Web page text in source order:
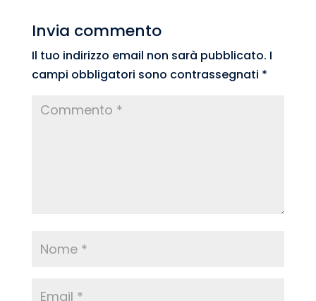
Invia commento
Il tuo indirizzo email non sarà pubblicato. I
campi obbligatori sono contrassegnati *